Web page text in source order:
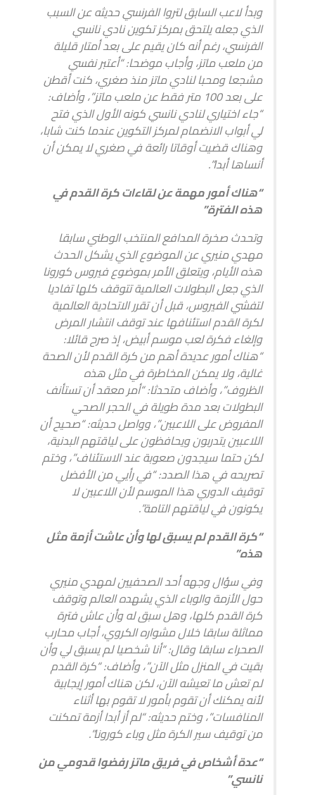
وبدأ لاعب السابق لتروا الفرنسي حديثه عن السبب
الذي جعله يلتحق بمركز تكوين نادي نانسي
الفرنسي، رغم أنه كان يقيم على بعد أمتار قليلة
من ملعب ماتز، وأجاب موضحا: “أعتبر نفسي
مشجعا ومحبا لنادي ماتز منذ صغري، كنت أقطن
على بعد 100 متر فقط عن ملعب ماتز”، وأضاف:
“جاء اختياري لنادي نانسي كونه الأول الذي فتح
لي أبواب الانضمام لمركز التكوين عندما كنت شابا،
وهناك قضيت أوقاتا رائعة في صغري لا يمكن أن
أنساها أبدا”.
“هناك أمور مهمة عن لقاءات كرة القدم في
هذه الفترة”
وتحدث صخرة المدافع المنتخب الوطني سابقا
مهدي منيري عن الموضوع الذي يشكل الحدث
هذه الأيام، ويتعلق الأمر بموضوع فيروس كورونا
الذي جعل البطولات العالمية تتوقف كلها تفاديا
لتفشي الفيروس، قبل أن تقرر الاتحادية العالمية
لكرة القدم استئنافها عند توقف انتشار المرض
وإلغاء فكرة لعب موسم أبيض، إذ صرح قائلا:
“هناك أمور عديدة أهم من كرة القدم لأن الصحة
غالية، ولا يمكن المخاطرة في مثل هذه
الظروف”، وأضاف متحدثا: “أمر معقد أن تستأنف
البطولات بعد مدة طويلة في الحجر الصحي
المفروض على اللاعبين”، وواصل حديثه: “صحيح أن
اللاعبين يتدربون ويحافظون على لياقتهم البدنية،
لكن حتما سيجدون صعوبة عند الاستئناف”، وختم
تصريحه في هذا الصدد: “في رأيي من الأفضل
توقيف الدوري هذا الموسم لأن اللاعبين لا
يكونون في لياقتهم التامة”.
“كرة القدم لم يسبق لها وأن عاشت أزمة مثل
هذه”
وفي سؤال وجهه أحد الصحفيين لمهدي منيري
حول الأزمة والوباء الذي يشهده العالم وتوقف
كرة القدم كلها، وهل سبق له وأن عاش فترة
مماثلة سابقا خلال مشواره الكروي، أجاب محارب
الصحراء سابقا وقال: “أنا شخصيا لم يسبق لي وأن
بقيت في المنزل مثل الآن”، وأضاف: “كرة القدم
لم تعش ما تعيشه الآن، لكن هناك أمور إيجابية
لأنه يمكنك أن تقوم بأمور لا تقوم بها أثناء
المنافسات”، وختم حديثه: “لم أرَ أبدا أزمة تمكنت
من توقيف سير الكرة مثل وباء كورونا”.
“عدة أشخاص في فريق ماتز رفضوا قدومي من
نانسي”